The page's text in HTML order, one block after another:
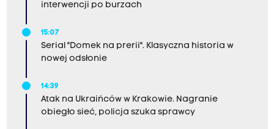
interwencji po burzach
15:07
Serial "Domek na prerii". Klasyczna historia w
nowej odsłonie
14:39
Atak na Ukraińców w Krakowie. Nagranie
obiegło sieć, policja szuka sprawcy